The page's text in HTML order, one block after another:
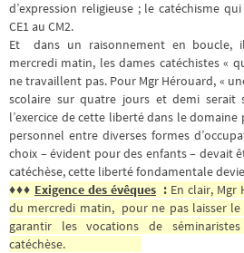
d’expression religieuse ; le catéchisme
CE1 au CM2.
Et dans un raisonnement en boucle,
mercredi matin, les dames catéchistes «
ne travaillent pas. Pour Mgr Hérouard, «
scolaire sur quatre jours et demi serait
l’exercice de cette liberté dans le
personnel entre diverses formes
choix – évident pour des enfants – devait
catéchèse, cette liberté fondamentale
♦♦♦ Exigence des évêques : En clair, Mgr
du mercredi matin, pour ne pas laisser
garantir les vocations de
catéchèse.